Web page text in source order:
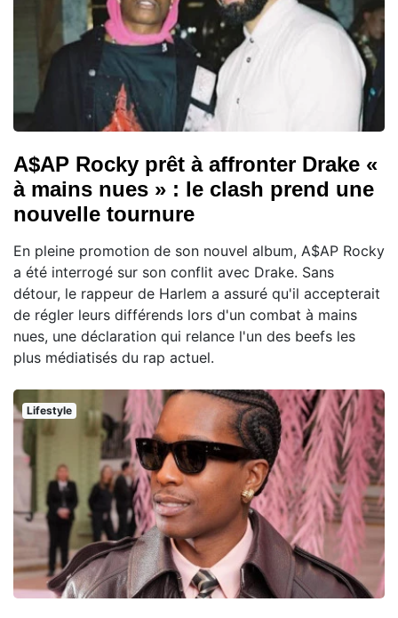
A$AP Rocky prêt à affronter Drake «
à mains nues » : le clash prend une
nouvelle tournure
En pleine promotion de son nouvel album, A$AP Rocky
a été interrogé sur son conflit avec Drake. Sans
détour, le rappeur de Harlem a assuré qu'il accepterait
de régler leurs différends lors d'un combat à mains
nues, une déclaration qui relance l'un des beefs les
plus médiatisés du rap actuel.
Lifestyle